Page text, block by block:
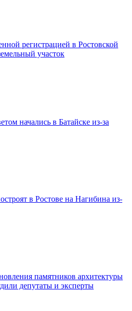
регистрацией в Ростовской
участок
начались в Батайске из-за
в Ростове на Нагибина из-
памятников архитектуры
депутаты и эксперты